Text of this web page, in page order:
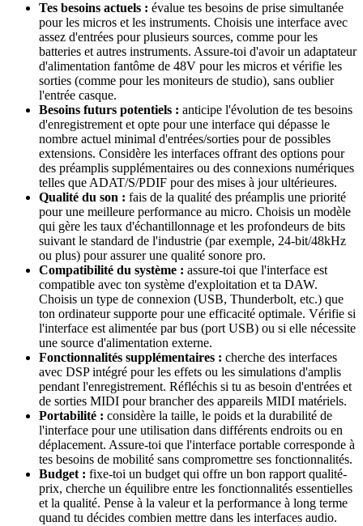
Tes besoins actuels : évalue tes besoins de prise simultanée
pour les micros et les instruments. Choisis une interface avec
assez d'entrées pour plusieurs sources, comme pour les
batteries et autres instruments. Assure-toi d'avoir un adaptateur
d'alimentation fantôme de 48V pour les micros et vérifie les
sorties (comme pour les moniteurs de studio), sans oublier
l'entrée casque.
Besoins futurs potentiels : anticipe l'évolution de tes besoins
d'enregistrement et opte pour une interface qui dépasse le
nombre actuel minimal d'entrées/sorties pour de possibles
extensions. Considère les interfaces offrant des options pour
des préamplis supplémentaires ou des connexions numériques
telles que ADAT/S/PDIF pour des mises à jour ultérieures.
Qualité du son : fais de la qualité des préamplis une priorité
pour une meilleure performance au micro. Choisis un modèle
qui gère les taux d'échantillonnage et les profondeurs de bits
suivant le standard de l'industrie (par exemple, 24-bit/48kHz
ou plus) pour assurer une qualité sonore pro.
Compatibilité du système : assure-toi que l'interface est
compatible avec ton système d'exploitation et ta DAW.
Choisis un type de connexion (USB, Thunderbolt, etc.) que
ton ordinateur supporte pour une efficacité optimale. Vérifie si
l'interface est alimentée par bus (port USB) ou si elle nécessite
une source d'alimentation externe.
Fonctionnalités supplémentaires : cherche des interfaces
avec DSP intégré pour les effets ou les simulations d'amplis
pendant l'enregistrement. Réfléchis si tu as besoin d'entrées et
de sorties MIDI pour brancher des appareils MIDI matériels.
Portabilité : considère la taille, le poids et la durabilité de
l'interface pour une utilisation dans différents endroits ou en
déplacement. Assure-toi que l'interface portable corresponde à
tes besoins de mobilité sans compromettre ses fonctionnalités.
Budget : fixe-toi un budget qui offre un bon rapport qualité-
prix, cherche un équilibre entre les fonctionnalités essentielles
et la qualité. Pense à la valeur et la performance à long terme
quand tu décides combien mettre dans les interfaces audio.